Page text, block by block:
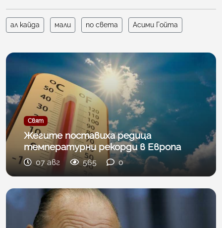
ал кайда мали по света Асими Гойта
Свят
Жегите поставиха редица
температурни рекорди в Европа
07 авг 565 0